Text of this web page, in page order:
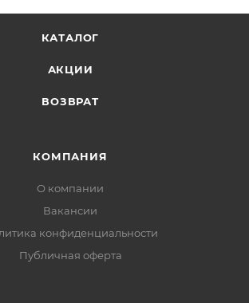
КАТАЛОГ
АКЦИИ
ВОЗВРАТ
КОМПАНИЯ
О компании
Вакансии
конфиденциальности
Публичная оферта